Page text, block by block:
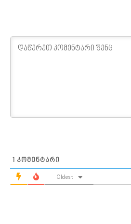
1 ᲙᲝᲛᲔᲜᲢᲐᲠᲘ
Oldest